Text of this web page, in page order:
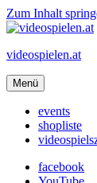
Zum Inhalt
videospielen.at
Menü
events
shopliste
facebook